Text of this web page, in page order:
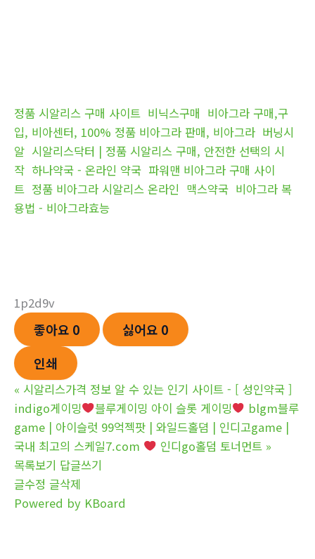
정품 시알리스 구매 사이트 비닉스구매 비아그라 구매,구
입, 비아센터, 100% 정품 비아그라 판매, 비아그라 버닝시
알 시알리스닥터 | 정품 시알리스 구매, 안전한 선택의 시
작 하나약국 - 온라인 약국 파워맨 비아그라 구매 사이
트 정품 비아그라 시알리스 온라인 맥스약국 비아그라 복
용법 - 비아그라효능
1p2d9v
좋아요 0 싫어요 0
인쇄
« 시알리스가격 정보 알 수 있는 인기 사이트 - [ 성인약국 ]
indigo게이밍
블루게이밍 아이 슬­롯 게이밍
blgm블루
game | 아이슬럿 99억젝팟 | 와일드홀뎜 | 인디­고game |
국내 최고의 스케일7.com
인디go홀­덤 토너먼트 »
목록보기 답글쓰기
글수정 글삭제
Powered by KBoard